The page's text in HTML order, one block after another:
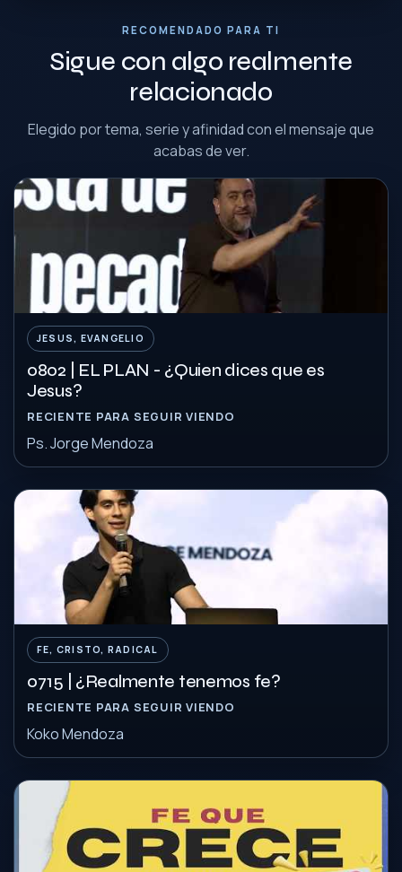
RECOMENDADO PARA TI
Sigue con algo realmente
relacionado
Elegido por tema, serie y afinidad con el mensaje que
acabas de ver.
JESUS, EVANGELIO
0802 | EL PLAN - ¿Quien dices que es
Jesus?
RECIENTE PARA SEGUIR VIENDO
Ps. Jorge Mendoza
FE, CRISTO, RADICAL
0715 | ¿Realmente tenemos fe?
RECIENTE PARA SEGUIR VIENDO
Koko Mendoza